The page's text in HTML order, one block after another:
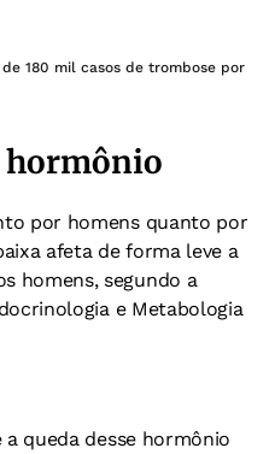
180 mil casos de trombose por
por homens quanto por
afeta de forma leve a
homens, segundo a
e Metabologia
queda desse hormônio